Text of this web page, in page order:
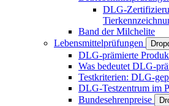
DLG-
Band der Milchelite
Lebensmittelprüfungen
DLG-prämierte
Was bedeutet DLG-
Testkriterien: DLG-
DLG-Testzentrum im
Bundesehrenpreise